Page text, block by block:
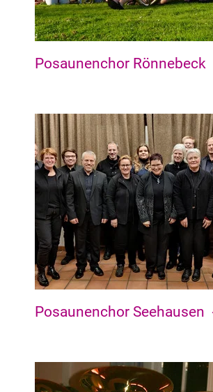
Posaunenchor Rönnebeck
Seehausen Seehausen
Posaunenchor Seehausen
Huchting Grolland, Huchting,